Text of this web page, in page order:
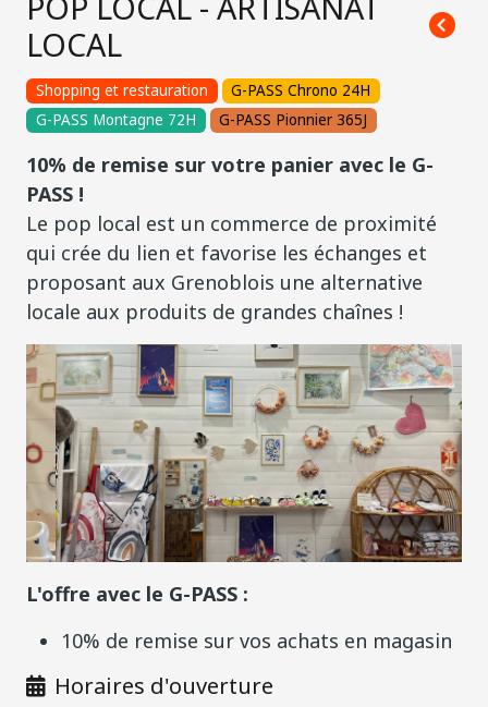
LOCAL
Shopping et restauration
G-PASS Chrono 24H
G-PASS Montagne 72H
G-PASS Pionnier 365J
10% de remise sur votre panier avec le G-
PASS !
Le pop local est un commerce de proximité
qui crée du lien et favorise les échanges et
proposant aux Grenoblois une alternative
locale aux produits de grandes chaînes !
L'offre avec le G-PASS :
10% de remise sur vos achats en magasin
Horaires d'ouverture